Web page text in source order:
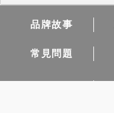
品牌故事
常見問題